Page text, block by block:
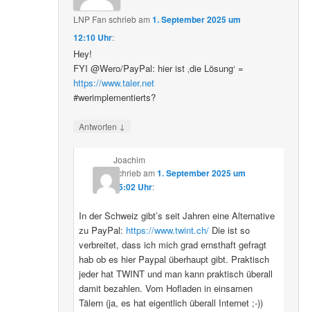
LNP Fan schriebam1. September 2025 um
12:10 Uhr:
Hey!
FYI @Wero/PayPal: hier ist ‚die Lösung‘ =
https://www.taler.net
#werimplementierts?
Antworten ↓
Joachim
schriebam 1. September 2025 um
15:02 Uhr:
In der Schweiz gibt’s seit Jahren eine Alternative
zu PayPal: https://www.twint.ch/Die ist so
verbreitet, dass ich mich grad ernsthaft gefragt
hab ob es hier Paypal überhaupt gibt. Praktisch
jeder hat TWINT und man kann praktisch überall
damit bezahlen. Vom Hofladen in einsamen
Tälern (ja, es hat eigentlich überall Internet ;-))